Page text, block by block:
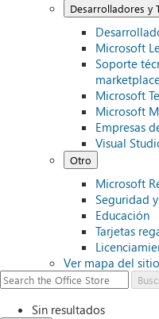
Desarrolladores y
Microsoft
Soporte
Microsoft
Microsoft
Empresas
Visual
Otro
Microsoft
Seguridad
Educación
Tarjetas
Ver mapa del sitio
Sin resultados